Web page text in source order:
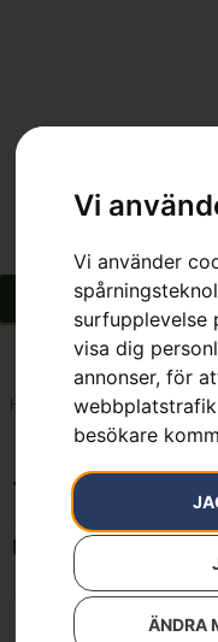
Vi
Vi använder
surfupplevelse
visa dig
annonser, för
besökare
ÄNDRA
Hem 7391883051924
Endast ett sökresultat